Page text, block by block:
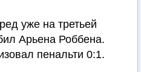
уже на третьей
Арьена Роббена.
пенальти 0:1.